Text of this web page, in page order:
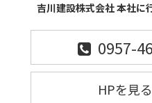
吉川建設株式会社 本社に
0957-
HPを見る